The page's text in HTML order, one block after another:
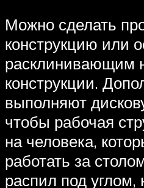
Можно сделать
конструкцию или
расклинивающим
конструкции.
выполняют
чтобы рабочая
на человека,
работать за
распил под углом,